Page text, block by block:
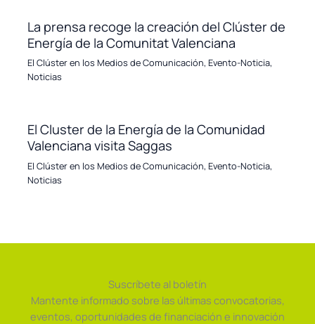
La prensa recoge la creación del Clúster de
Energía de la Comunitat Valenciana
El Clúster en los Medios de Comunicación,Evento-Noticia,
Noticias
El Cluster de la Energía de la Comunidad
Valenciana visita Saggas
El Clúster en los Medios de Comunicación,Evento-Noticia,
Noticias
Suscríbete al boletín
Mantente informado sobre las últimas convocatorias,
eventos, oportunidades de financiación e innovación